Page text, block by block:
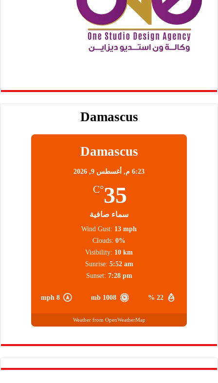
Damascus
Damascus
6:23 م, أغسطس 9, 2026
35
°C
سماء صافية
22 %
1008 mb
8 mph
Wind Gust: 13 mph
Clouds: 0%
Visibility: 10 km
Sunrise: 5:52 am
Sunset: 7:28 pm
Weather from OpenWeatherMap